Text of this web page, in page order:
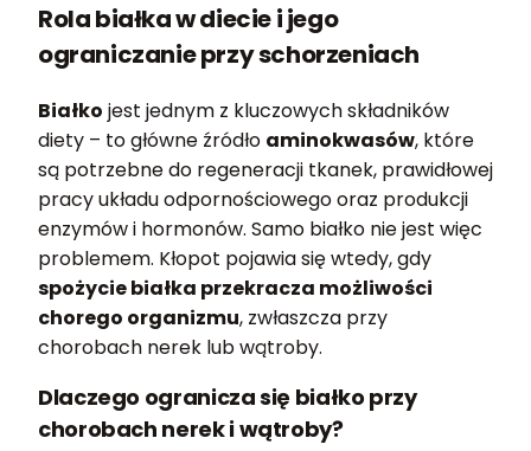
Rola białka w diecie i jego
ograniczanie przy schorzeniach
Białko jest jednym z kluczowych składników
diety – to główne źródło aminokwasów, które
są potrzebne do regeneracji tkanek, prawidłowej
pracy układu odpornościowego oraz produkcji
enzymów i hormonów. Samo białko nie jest więc
problemem. Kłopot pojawia się wtedy, gdy
spożycie białka przekracza możliwości
chorego organizmu, zwłaszcza przy
chorobach nerek lub wątroby.
Dlaczego ogranicza się białko przy
chorobach nerek i wątroby?